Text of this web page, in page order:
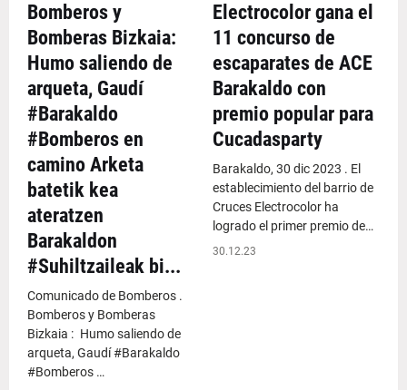
Bomberos y
Bomberas Bizkaia:
Humo saliendo de
arqueta, Gaudí
#Barakaldo
#Bomberos en
camino Arketa
batetik kea
ateratzen
Barakaldon
#Suhiltzaileak bi...
Comunicado de Bomberos .
Bomberos y Bomberas
Bizkaia : Humo saliendo de
arqueta, Gaudí #Barakaldo
#Bomberos …
Electrocolor gana el
11 concurso de
escaparates de ACE
Barakaldo con
premio popular para
Cucadasparty
Barakaldo, 30 dic 2023 . El
establecimiento del barrio de
Cruces Electrocolor ha
logrado el primer premio de…
30.12.23